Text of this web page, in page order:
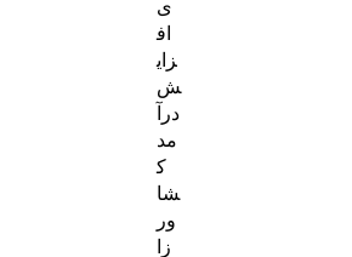
ی
اف
زای
ش
درآ
مد
ک
شا
ور
زا